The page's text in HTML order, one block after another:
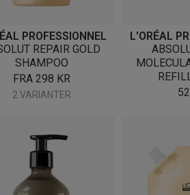
PROFESSIONNEL
REPAIR GOLD
SHAMPOO
FRA 298 KR
2 VARIANTER
L'ORÉAL